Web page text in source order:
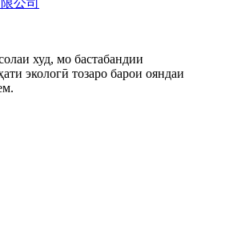
公司
худ, мо бастабандии
экологӣ тозаро барои ояндаи